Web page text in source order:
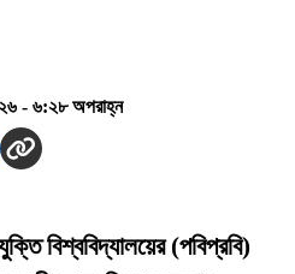
- ৬:২৮ অপরাহ্ন
বিশ্ববিদ্যালয়ের (পবিপ্রবি)